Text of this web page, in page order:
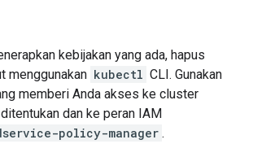
kebijakan yang ada, hapus
menggunakan kubectl CLI. Gunakan
memberi Anda akses ke cluster
dan ke peran IAM
policy-manager .